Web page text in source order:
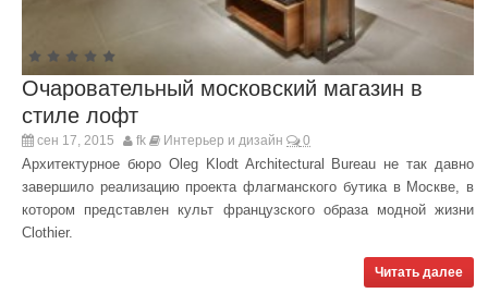
Очаровательный московский магазин в
стиле лофт
сен 17, 2015 fk Интерьер и дизайн 0
Архитектурное бюро Oleg Klodt Architectural Bureau не так давно
завершило реализацию проекта флагманского бутика в Москве, в
котором представлен культ французского образа модной жизни
Clothier.
Читать далее